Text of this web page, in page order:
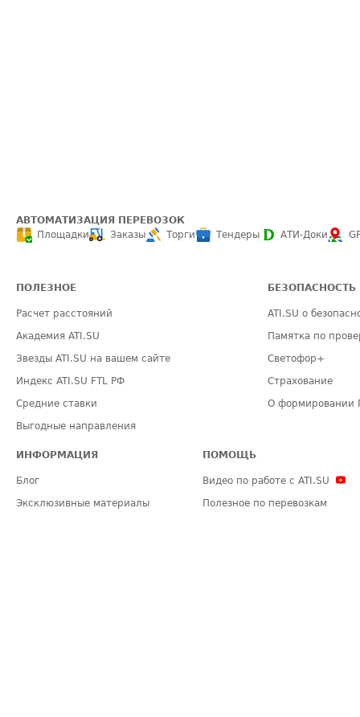
АВТОМАТИЗАЦИЯ ПЕРЕВОЗОК
Площадки
Заказы Торги Тендеры АТИ-Доки
ПОЛЕЗНОЕ
Расчет расстояний
Академия ATI.SU
Звезды ATI.SU на вашем сайте
Индекс ATI.SU FTL РФ
Средние ставки
Выгодные направления
БЕЗОПАСНОСТЬ
ATI.SU о
Памятка по
Светофор+
Страхование
О формировании
ИНФОРМАЦИЯ
Блог
Эксклюзивные материалы
ПОМОЩЬ
Видео по работе с ATI.SU
Полезное по перевозкам